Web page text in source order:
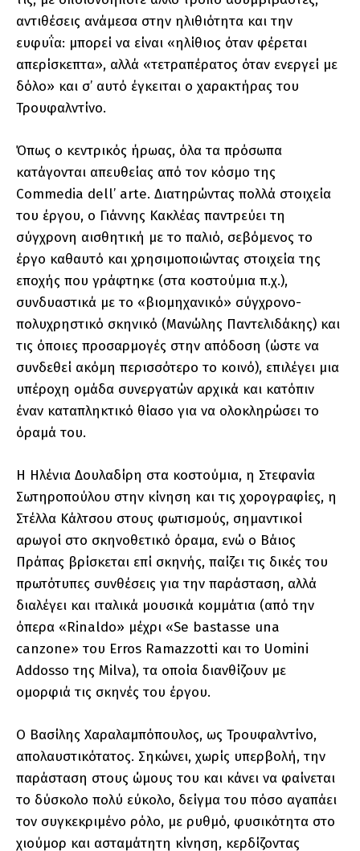
αντιθέσεις ανάμεσα στην ηλιθιότητα και την
ευφυΐα: μπορεί να είναι «ηλίθιος όταν φέρεται
απερίσκεπτα», αλλά «τετραπέρατος όταν ενεργεί με
δόλο» και σ’ αυτό έγκειται ο χαρακτήρας του
Τρουφαλντίνο.
Όπως ο κεντρικός ήρωας, όλα τα πρόσωπα
κατάγονται απευθείας από τον κόσμο της
Commedia dell’ arte. Διατηρώντας πολλά στοιχεία
του έργου, ο Γιάννης Κακλέας παντρεύει τη
σύγχρονη αισθητική με το παλιό, σεβόμενος το
έργο καθαυτό και χρησιμοποιώντας στοιχεία της
εποχής που γράφτηκε (στα κοστούμια π.χ.),
συνδυαστικά με το «βιομηχανικό» σύγχρονο-
πολυχρηστικό σκηνικό (Μανώλης Παντελιδάκης) και
τις όποιες προσαρμογές στην απόδοση (ώστε να
συνδεθεί ακόμη περισσότερο το κοινό), επιλέγει μια
υπέροχη ομάδα συνεργατών αρχικά και κατόπιν
έναν καταπληκτικό θίασο για να ολοκληρώσει το
όραμά του.
Η Ηλένια Δουλαδίρη στα κοστούμια, η Στεφανία
Σωτηροπούλου στην κίνηση και τις χορογραφίες, η
Στέλλα Κάλτσου στους φωτισμούς, σημαντικοί
αρωγοί στο σκηνοθετικό όραμα, ενώ ο Βάιος
Πράπας βρίσκεται επί σκηνής, παίζει τις δικές του
πρωτότυπες συνθέσεις για την παράσταση, αλλά
διαλέγει και ιταλικά μουσικά κομμάτια (από την
όπερα «Rinaldo» μέχρι «Se bastasse una
canzone» του Erros Ramazzotti και το Uomini
Addosso της Milva), τα οποία διανθίζουν με
ομορφιά τις σκηνές του έργου.
Ο Βασίλης Χαραλαμπόπουλος, ως Τρουφαλντίνο,
απολαυστικότατος. Σηκώνει, χωρίς υπερβολή, την
παράσταση στους ώμους του και κάνει να φαίνεται
το δύσκολο πολύ εύκολο, δείγμα του πόσο αγαπάει
τον συγκεκριμένο ρόλο, με ρυθμό, φυσικότητα στο
χιούμορ και ασταμάτητη κίνηση, κερδίζοντας